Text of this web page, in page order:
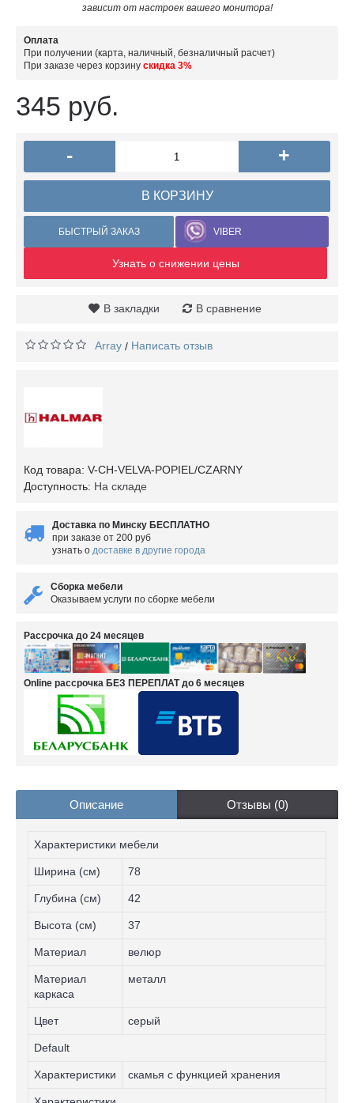
зависит от настроек вашего монитора!
Оплата
При получении (карта, наличный, безналичный расчет)
При заказе через корзину скидка 3%
345 руб.
- +
В КОРЗИНУ
БЫСТРЫЙ ЗАКАЗ VIBER
Узнать о снижении цены
В закладки В сравнение
Array / Написать отзыв
Код товара: V-CH-VELVA-POPIEL/CZARNY
Доступность: На складе
Доставка по Минску БЕСПЛАТНО
при заказе от 200 руб
узнать о доставке в другие города
Сборка мебели
Оказываем услуги по сборке мебели
Рассрочка до 24 месяцев
Online рассрочка БЕЗ ПЕРЕПЛАТ до 6 месяцев
Описание Отзывы (0)
Характеристики мебели
Ширина (см) 78
Глубина (см) 42
Высота (см) 37
Материал велюр
Материал
каркаса
металл
Цвет серый
Default
Характеристики скамья с функцией хранения